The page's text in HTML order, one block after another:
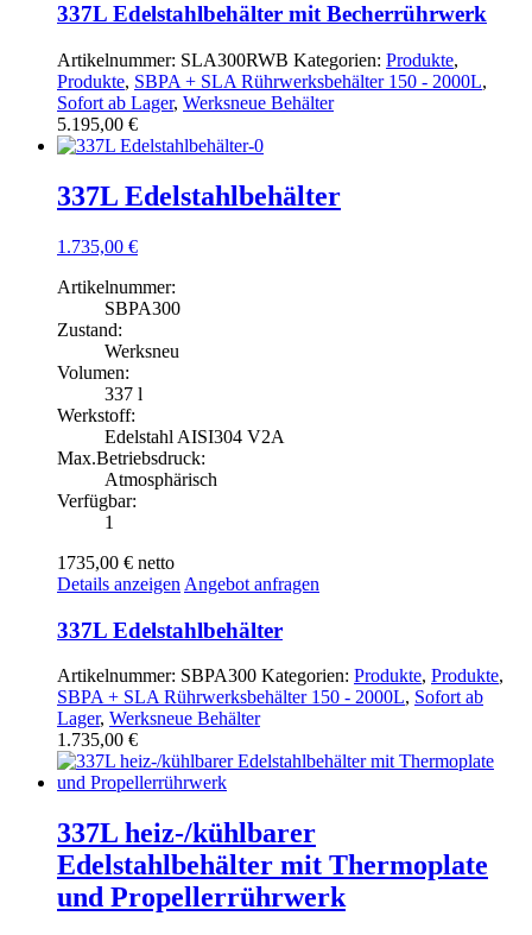
337L Edelstahlbehälter mit Becherrührwerk
Artikelnummer: SLA300RWB Kategorien: Produkte,
Produkte, SBPA + SLA Rührwerksbehälter 150 - 2000L,
Sofort ab Lager, Werksneue Behälter
5.195,00 €
337L Edelstahlbehälter
1.735,00 €
Artikelnummer:
SBPA300
Zustand:
Werksneu
Volumen:
337 l
Werkstoff:
Edelstahl AISI304 V2A
Max.Betriebsdruck:
Atmosphärisch
Verfügbar:
1
1735,00 € netto
Details anzeigen Angebot anfragen
337L Edelstahlbehälter
Artikelnummer: SBPA300 Kategorien: Produkte, Produkte,
SBPA + SLA Rührwerksbehälter 150 - 2000L, Sofort ab
Lager, Werksneue Behälter
1.735,00 €
337L heiz-/kühlbarer
Edelstahlbehälter mit Thermoplate
und Propellerrührwerk